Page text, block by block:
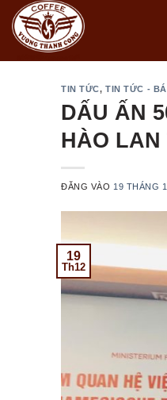
qua
TIN TỨC,TIN TỨC -
DẤU ẤN
HÀO LAN
ĐĂNG VÀO 19 THÁNG
19
Th12